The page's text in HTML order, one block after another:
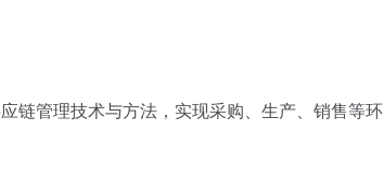
链管理技术与方法，实现采购、生产、销售等环